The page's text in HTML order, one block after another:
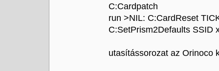
C:Cardpatch
run >NIL: C:CardReset
C:SetPrism2Defaults SSID
utasítássorozat az Orinoco